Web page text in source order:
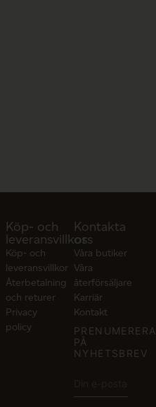
Köp- och
leveransvillkor
Köp- och
leveransvillkor
Återbetalning
och returer
Privacy
policy
Kontakta
oss
Våra butiker
Våra
återförsäljare
Karriär
Kontakt
PRENUMERERA
PÅ
NYHETSBREV